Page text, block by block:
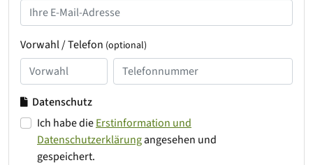
Vorwahl / Telefon (optional)
Datenschutz
Ich habe dieErstinformation und
Datenschutzerklärungangesehen und
gespeichert.